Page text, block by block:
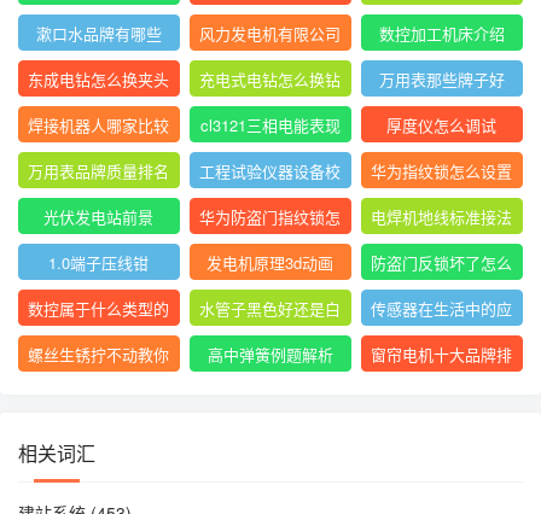
最好最耐用
漱口水品牌有哪些
风力发电机有限公司
官网
数控加工机床介绍
东成电钻怎么换夹头
视频
充电式电钻怎么换钻
头
万用表那些牌子好
焊接机器人哪家比较
好
cl3121三相电能表现
场校验仪操作方法
厚度仪怎么调试
万用表品牌质量排名
前十
工程试验仪器设备校
验方法2021版
华为指纹锁怎么设置
指纹锁屏
光伏发电站前景
华为防盗门指纹锁怎
么录入指纹
电焊机地线标准接法
1.0端子压线钳
发电机原理3d动画
防盗门反锁坏了怎么
修
数控属于什么类型的
专业
水管子黑色好还是白
色好
传感器在生活中的应
用论文2000字
螺丝生锈拧不动教你
高中弹簧例题解析
窗帘电机十大品牌排
相关词汇